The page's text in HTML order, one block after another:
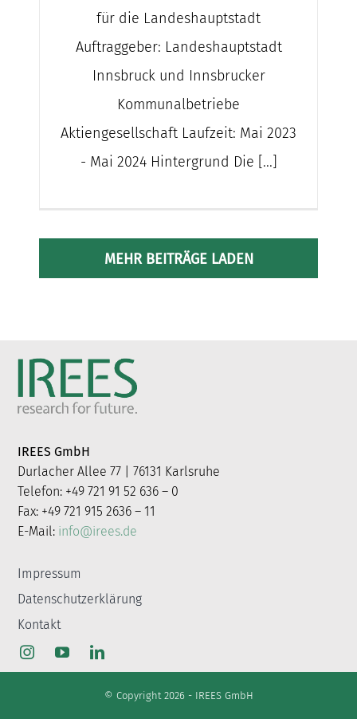
für die Landeshauptstadt
Auftraggeber: Landeshauptstadt
Innsbruck und Innsbrucker
Kommunalbetriebe
Aktiengesellschaft Laufzeit: Mai 2023
- Mai 2024 Hintergrund Die [...]
MEHR BEITRÄGE LADEN
IREES GmbH
Durlacher Allee 77 | 76131 Karlsruhe
Telefon: +49 721 91 52 636 – 0
Fax: +49 721 915 2636 – 11
E-Mail: info@irees.de
Impressum
Datenschutzerklärung
Kontakt
© Copyright 2026 - IREES GmbH